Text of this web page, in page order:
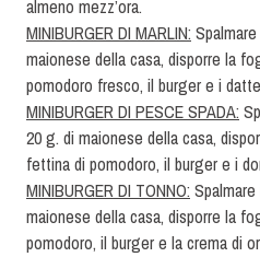
almeno mezz’ora.
MINIBURGER DI MARLIN:
maionese della casa, disporre la
pomodoro fresco, il burger e i
MINIBURGER DI PESCE SPADA:
20 g. di maionese della casa,
fettina di pomodoro, il burger e i
MINIBURGER DI TONNO:
maionese della casa, disporre la
pomodoro, il burger e la crema di